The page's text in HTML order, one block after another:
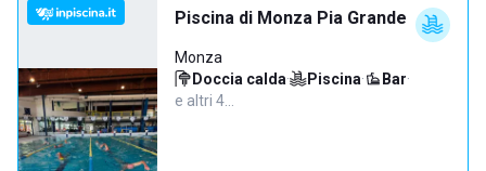
Piscina di Monza Pia Grande
Monza
Doccia calda· Piscina· Bar·
e altri 4…